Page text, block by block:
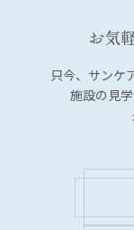
お気
只今、サンケ
施設の見